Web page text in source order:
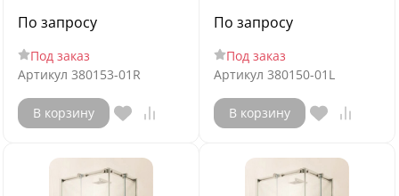
По запросу
Под заказ
Артикул 380153-01R
В корзину
По запросу
Под заказ
Артикул 380150-01L
В корзину